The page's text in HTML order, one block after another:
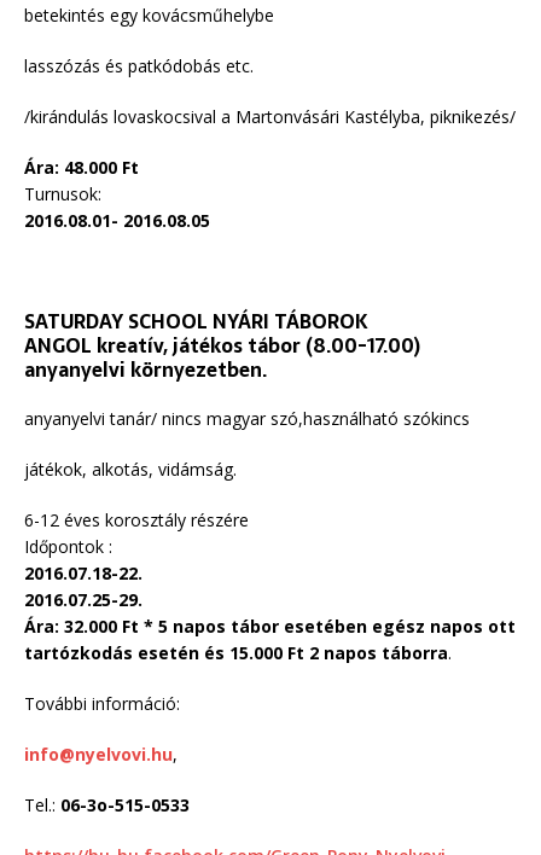
betekintés egy kovácsműhelybe
lasszózás és patkódobás etc.
/kirándulás lovaskocsival a Martonvásári Kastélyba, piknikezés/
Ára: 48.000 Ft
Turnusok:
2016.08.01- 2016.08.05
SATURDAY SCHOOL NYÁRI TÁBOROK
ANGOL kreatív, játékos tábor (8.00-17.00)
anyanyelvi környezetben.
anyanyelvi tanár/ nincs magyar szó,használható szókincs
játékok, alkotás, vidámság.
6-12 éves korosztály részére
Időpontok :
2016.07.18-22.
2016.07.25-29.
Ára: 32.000 Ft * 5 napos tábor esetében egész napos ott
tartózkodás esetén és 15.000 Ft 2 napos táborra.
További információ:
info@nyelvovi.hu,
Tel.: 06-3o-515-0533